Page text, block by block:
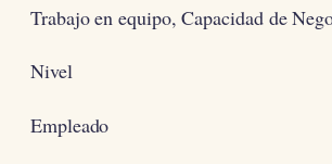
Trabajo en equipo, Capacidad de
Nivel
Empleado